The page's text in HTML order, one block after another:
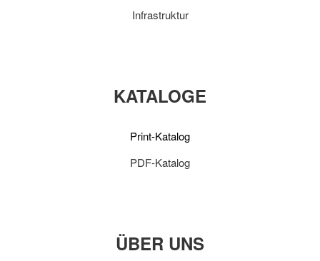
Infrastruktur
KATALOGE
Print-Katalog
PDF-Katalog
ÜBER UNS